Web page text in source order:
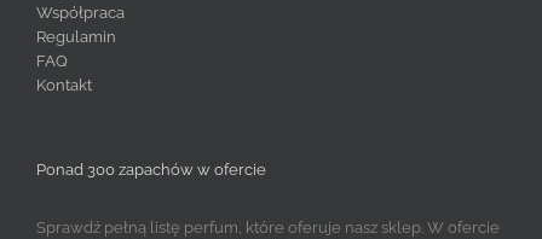
Współpraca
Regulamin
FAQ
Kontakt
Ponad 300 zapachów w ofercie
Sprawdź pełną listę perfum, które oferuje nasz sklep. W ofercie